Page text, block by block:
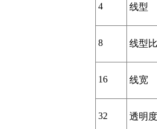
4 线型
8 线型
16 线宽
32 透明度